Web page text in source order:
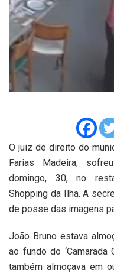
O juiz de direito do
Farias Madeira,
domingo, 30, no
Shopping da Ilha. A
de posse das imagens
João Bruno estava
ao fundo do ‘Camarada
também almoçava em